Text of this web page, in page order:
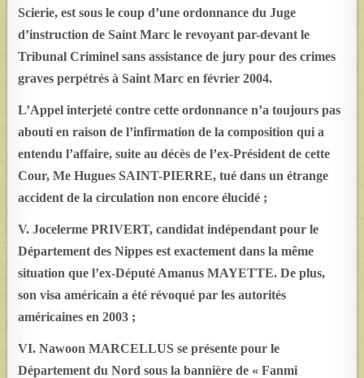
Scierie, est sous le coup d’une ordonnance du Juge
d’instruction de Saint Marc le revoyant par-devant le
Tribunal Criminel sans assistance de jury pour des crimes
graves perpétrés à Saint Marc en février 2004.
L’Appel interjeté contre cette ordonnance n’a toujours pas
abouti en raison de l’infirmation de la composition qui a
entendu l’affaire, suite au décès de l’ex-Président de cette
Cour, Me Hugues SAINT-PIERRE, tué dans un étrange
accident de la circulation non encore élucidé ;
V. Jocelerme PRIVERT, candidat indépendant pour le
Département des Nippes est exactement dans la même
situation que l’ex-Député Amanus MAYETTE. De plus,
son visa américain a été révoqué par les autorités
américaines en 2003 ;
VI. Nawoon MARCELLUS se présente pour le
Département du Nord sous la bannière de « Fanmi